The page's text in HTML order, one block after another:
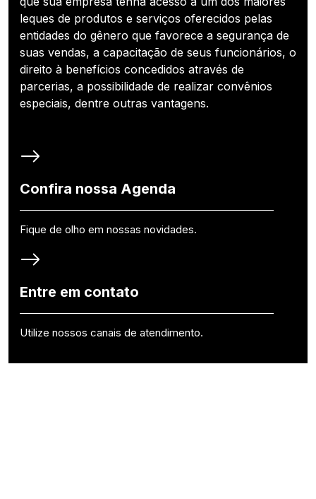
leques de produtos e serviços oferecidos pelas
entidades do gênero que favorece a segurança de
suas vendas, a capacitação de seus funcionários, o
direito à benefícios concedidos através de
parcerias, a possibilidade de realizar convênios
especiais, dentre outras vantagens.
Confira nossa Agenda
Fique de olho em nossas novidades.
Entre em contato
Utilize nossos canais de atendimento.